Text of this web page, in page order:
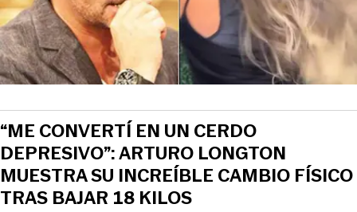
“ME CONVERTÍ EN UN CERDO
DEPRESIVO”: ARTURO LONGTON
MUESTRA SU INCREÍBLE CAMBIO FÍSICO
TRAS BAJAR 18 KILOS